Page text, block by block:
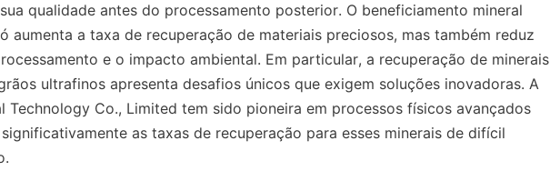
qualidade antes do processamento posterior. O beneficiamento mineral
aumenta a taxa de recuperação de materiais preciosos, mas também reduz
e o impacto ambiental. Em particular, a recuperação de minerais
ultrafinos apresenta desafios únicos que exigem soluções inovadoras. A
Technology Co., Limited tem sido pioneira em processos físicos avançados
as taxas de recuperação para esses minerais de difícil